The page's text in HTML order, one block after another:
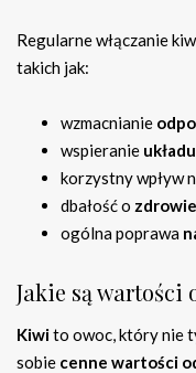
Regularne włączanie
takich jak:
wzmacnianie
wspieranie
korzystny wpływ
dbałość o
ogólna poprawa
Jakie są wartości
Kiwito owoc, który nie
sobie cenne wartości